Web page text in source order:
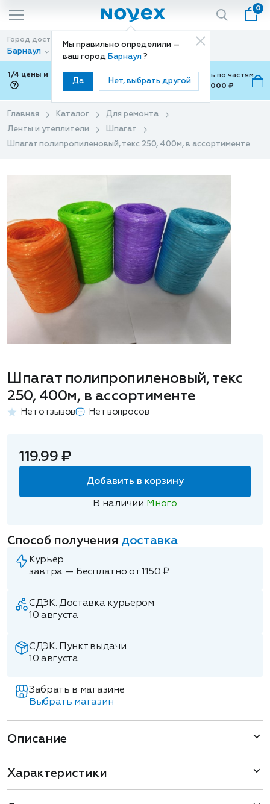
Мы правильно определили —
ваш город Барнаул ?
Да Нет, выбрать другой
0
Город доставки
Барнаул
Способ доставки
Доставка
1/4 цены и покупки ваши с Подели
Можно оплатить по частям
от 700 ₽ до 15,000 ₽
Главная Каталог
Для ремонта
Ленты и утеплители
Шпагат
Шпагат полипропиленовый, текс 250, 400м, в ассортименте
Шпагат полипропиленовый, текс
250, 400м, в ассортименте
Нет отзывов Нет вопросов
119.99 ₽
Добавить в корзину
В наличии Много
Способ получения доставка
Курьер
завтра — Бесплатно от 1150 ₽
СДЭК. Доставка курьером
10 августа
СДЭК. Пункт выдачи.
10 августа
Забрать в магазине
Выбрать магазин
Описание
Характеристики